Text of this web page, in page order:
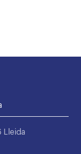
Lleida